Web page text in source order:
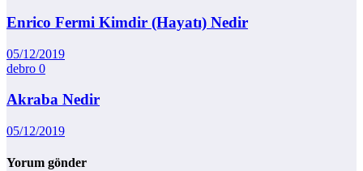
Enrico Fermi Kimdir (Hayatı) Nedir
05/12/2019
debro 0
Akraba Nedir
05/12/2019
Yorum gönder